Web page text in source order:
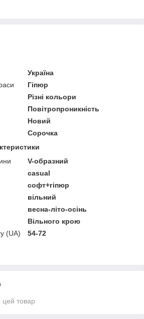
Україна
Гіпюр
Різні кольори
Повітропроникність
Новий
Сорочка
V-образний
casual
софт+гіпюр
вільний
весна-літо-осінь
Вільного крою
(UA)
54-72
цей товар